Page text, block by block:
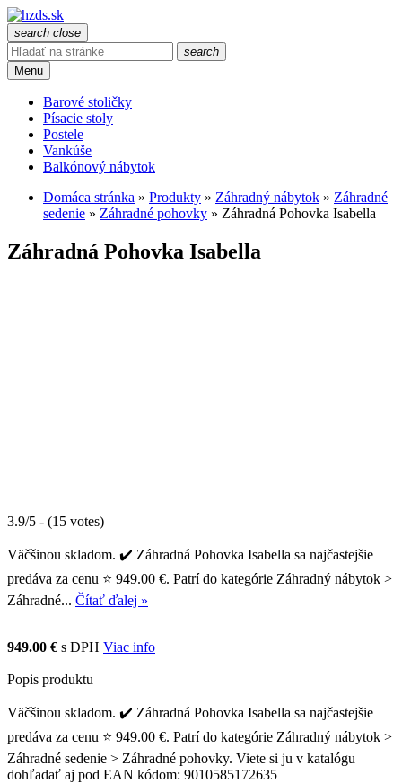
search close
search
Menu
Barové stoličky
Písacie stoly
Postele
Vankúše
Balkónový nábytok
Domáca stránka » Produkty » Záhradný nábytok » Záhradné
sedenie » Záhradné pohovky » Záhradná Pohovka Isabella
Záhradná Pohovka Isabella
3.9/5 - (15 votes)
Väčšinou skladom. ✔️ Záhradná Pohovka Isabella sa najčastejšie
predáva za cenu ⭐ 949.00 €. Patrí do kategórie Záhradný nábytok >
Záhradné... Čítať ďalej »
949.00 € s DPH Viac info
Popis produktu
Väčšinou skladom. ✔️ Záhradná Pohovka Isabella sa najčastejšie
predáva za cenu ⭐ 949.00 €. Patrí do kategórie Záhradný nábytok >
Záhradné sedenie > Záhradné pohovky. Viete si ju v katalógu
dohľadať aj pod EAN kódom: 9010585172635